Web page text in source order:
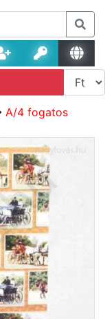
A/4 fogatos